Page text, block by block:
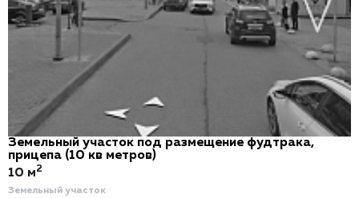
Земельный участок под размещение фудтрака,
прицепа (10 кв метров)
Земельный участок
10 м2